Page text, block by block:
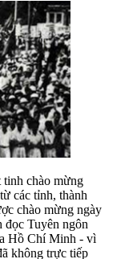
chào mừng
các tỉnh, thành
chào mừng ngày
Tuyên ngôn
Hồ Chí Minh - vì
không trực tiếp